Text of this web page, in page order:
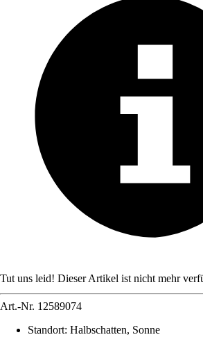
Tut uns leid! Dieser Artikel ist nicht mehr
Art.-Nr. 12589074
Standort: Halbschatten, Sonne